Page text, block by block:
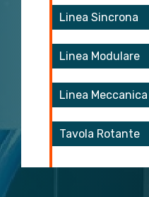
Linea Sincrona
Linea Modulare
Linea Meccanica
Tavola Rotante